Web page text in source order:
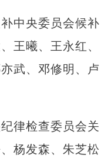
中央委员会候补
王曦、王永红、
武、邓修明、卢
律检查委员会关
杨发森、朱芝松